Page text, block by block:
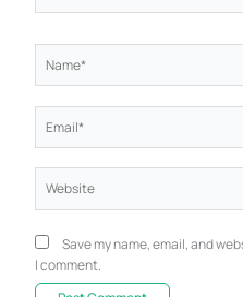
Save my name, email, and
I comment.